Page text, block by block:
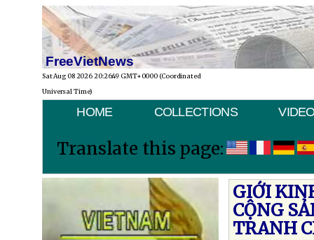
FreeVietNews
Sat Aug 08 2026 20:26:49 GMT+0000 (Coordinated
Universal Time)
HOME COLLECTIONS
Translate this page:
GIỚI
CỘNG
TRANH